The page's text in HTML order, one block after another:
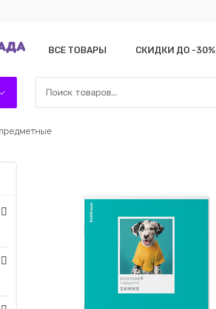
ВСЕ ТОВАРЫ СКИДКИ ДО -30%